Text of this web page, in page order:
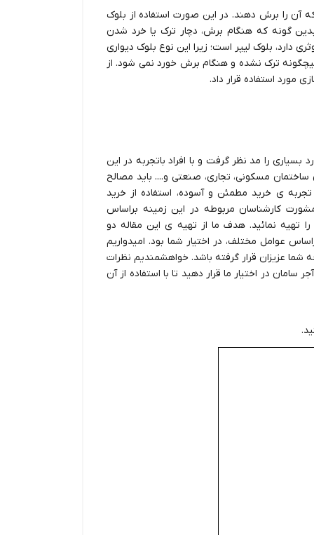
آن را برش دهند. در این صورت استفاده از بلوک
گونه که هنگام برش، دچار ترک یا خرد شدن
بلوک لیپر است؛ زیرا این نوع بلوک دیواری
ترک نشده و هنگام برش خورد نمی شود. از
مورد استفاده قرار داد.
بسیاری را مد نظر گرفت و با افراد باتجربه در این
مسکونی، تجاری، صنعتی و.... باید مصالح
ی خرید مطمئن و آسوده، استفاده از خرید
کارشناسان مربوطه در این زمینه براساس
تهیه نمائید. هدف ما از تهیه ی این مقاله دو
عوامل مختلف، در اختیار شما بود. امیدواریم
عزیزان قرار گرفته باشد. خواهشمندیم نظرات
در اختیار ما قرار دهید تا با استفاده از آن